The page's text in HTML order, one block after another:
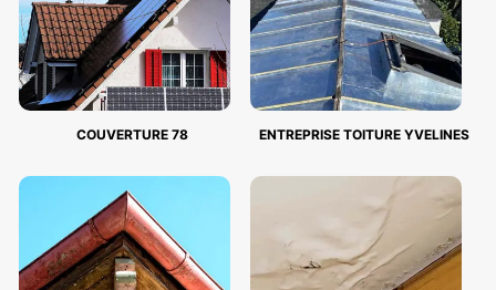
COUVERTURE 78 ENTREPRISE TOITURE YVELINES